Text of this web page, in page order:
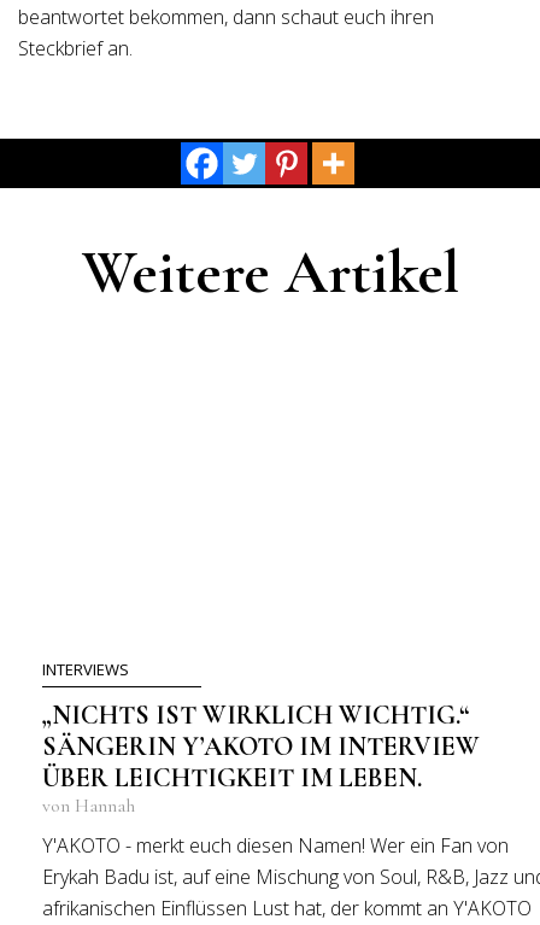
beantwortet bekommen, dann schaut euch ihren
Steckbrief an.
Weitere Artikel
INTERVIEWS
„NICHTS IST WIRKLICH WICHTIG.“
SÄNGERIN Y’AKOTO IM INTERVIEW
ÜBER LEICHTIGKEIT IM LEBEN.
von Hannah
Y'AKOTO - merkt euch diesen Namen! Wer ein Fan von
Erykah Badu ist, auf eine Mischung von Soul, R&B, Jazz
afrikanischen Einflüssen Lust hat, der kommt an Y'AKOTO